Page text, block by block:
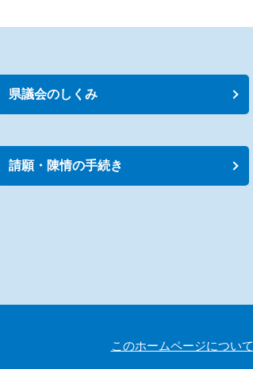
県議会のしくみ
請願・陳情の手続き
このホームページについて